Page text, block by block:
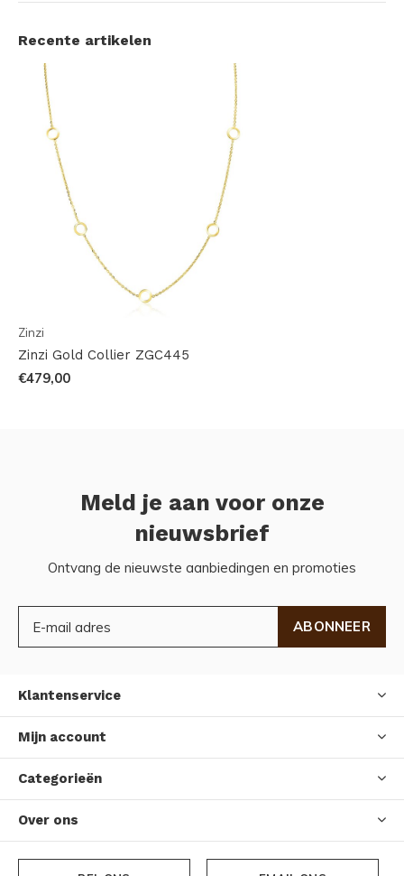
Recente artikelen
Zinzi
Zinzi Gold Collier ZGC445
€479,00
Meld je aan voor onze
nieuwsbrief
Ontvang de nieuwste aanbiedingen en promoties
ABONNEER
Klantenservice
Mijn account
Categorieën
Over ons